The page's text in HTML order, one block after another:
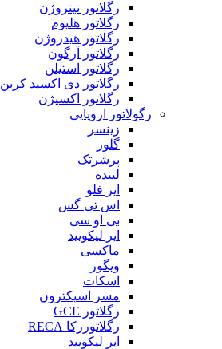
رگلاتور نیتروژن
رگلاتور هلیوم
رگلاتور هیدروژن
رگلاتور آرگون
رگلاتور استیلن
رگلاتور دی اکسید کربن
رگلاتور اکسیژن
رگولاتور اروپایی
زینسر
گلور
پرشرتک
لینده
ایر فلو
اس تی گس
بی او سی
ایر لیکویید
ماکسی
ویگور
اسکات
مسر اسپکترون
رگلاتور GCE
رگلاتوررکا RECA
ایر لیکویید